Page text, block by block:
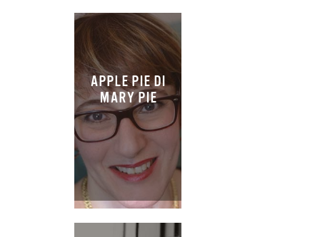
APPLE PIE DI
MARY PIE